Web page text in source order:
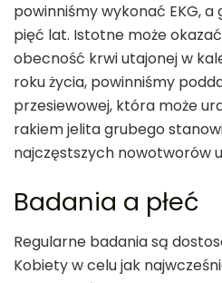
powinniśmy wykonać EKG,
pięć lat. Istotne może
obecność krwi utajonej w
roku życia, powinniśmy
przesiewowej, która może
rakiem jelita grubego
najczęstszych nowotworów u
Badania a płeć
Regularne badania są
Kobiety w celu jak